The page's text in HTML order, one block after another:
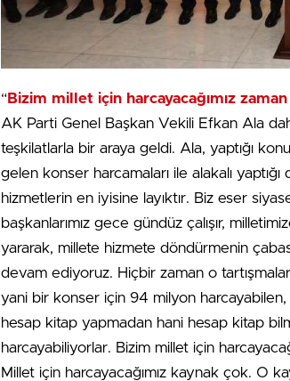
“Bizim millet için harcayacağımız
AK Parti Genel Başkan Vekili Efkan Ala
teşkilatlarla bir araya geldi. Ala, yaptığı
gelen konser harcamaları ile alakalı
hizmetlerin en iyisine layıktır. Biz eser
başkanlarımız gece gündüz çalışır,
yararak, millete hizmete döndürmenin
devam ediyoruz. Hiçbir zaman o
yani bir konser için 94 milyon
hesap kitap yapmadan hani hesap kitap
harcayabiliyorlar. Bizim millet için
Millet için harcayacağımız kaynak çok. O